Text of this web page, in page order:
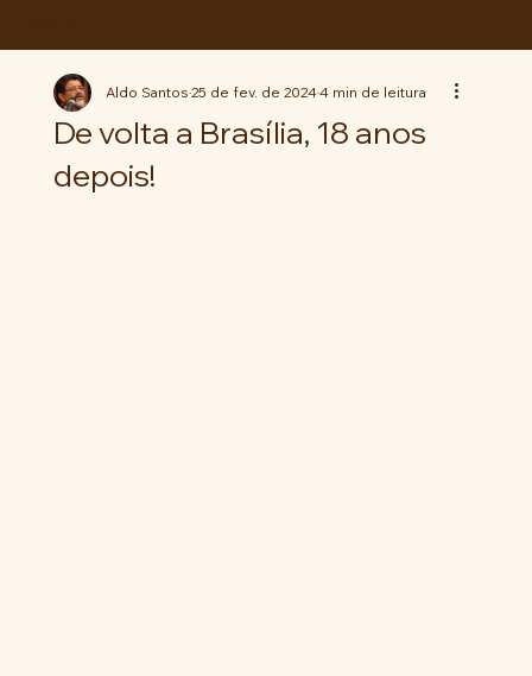
De volta a Brasília, 18 anos
depois!
Aldo Santos25 de fev. de 20244 min de leitura